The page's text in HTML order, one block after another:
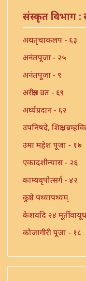
संस्कृत विभाग
अथतृचाकलप - ६३
अनंतपूजा - २५
अनंतपूजा - ९
अरक्षीत्र व्रत - ६९
अर्घ्यप्रदान - ६२
उपनिषदे, शिक्षा,
उमा महेश पूजा - १७
एकादशीन्यास - २६
काम्यवृपोत्सर्ग - ४२
कुष्ठे पथ्यापथ्यम्
केशवदि २४
कोजागीरी पूजा - १८
गणपति पार्थिव पूजा